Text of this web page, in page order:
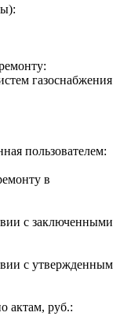
газоснабжения
пользователем:
в
с заключенными
с утвержденным
актам, руб.: